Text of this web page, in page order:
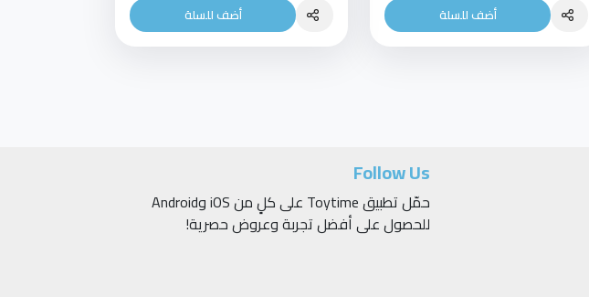
أضف للسلة أضف للسلة
Follow Us
حمّل تطبيق Toytime على كلٍ من iOS وAndroid
للحصول على أفضل تجربة وعروض حصرية!